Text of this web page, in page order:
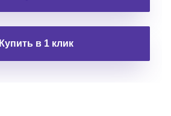
Купить в 1 клик